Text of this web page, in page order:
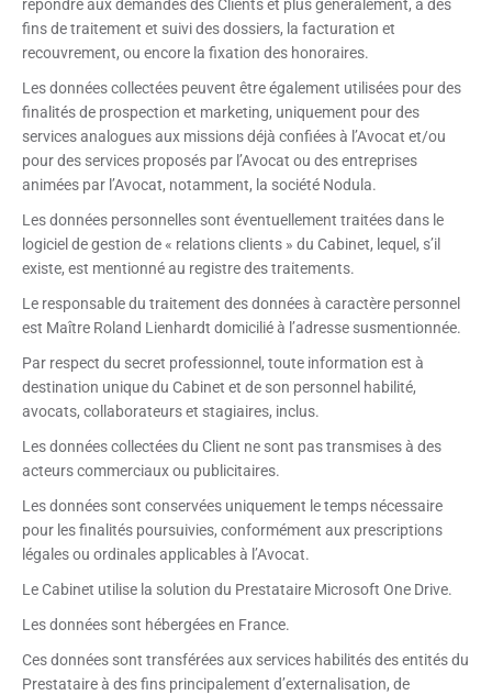
répondre aux demandes des Clients et plus généralement, à des
fins de traitement et suivi des dossiers, la facturation et
recouvrement, ou encore la fixation des honoraires.
Les données collectées peuvent être également utilisées pour des
finalités de prospection et marketing, uniquement pour des
services analogues aux missions déjà confiées à l’Avocat et/ou
pour des services proposés par l’Avocat ou des entreprises
animées par l’Avocat, notamment, la société Nodula.
Les données personnelles sont éventuellement traitées dans le
logiciel de gestion de « relations clients » du Cabinet, lequel, s’il
existe, est mentionné au registre des traitements.
Le responsable du traitement des données à caractère personnel
est Maître Roland Lienhardt domicilié à l’adresse susmentionnée.
Par respect du secret professionnel, toute information est à
destination unique du Cabinet et de son personnel habilité,
avocats, collaborateurs et stagiaires, inclus.
Les données collectées du Client ne sont pas transmises à des
acteurs commerciaux ou publicitaires.
Les données sont conservées uniquement le temps nécessaire
pour les finalités poursuivies, conformément aux prescriptions
légales ou ordinales applicables à l’Avocat.
Le Cabinet utilise la solution du Prestataire Microsoft One Drive.
Les données sont hébergées en France.
Ces données sont transférées aux services habilités des entités du
Prestataire à des fins principalement d’externalisation, de